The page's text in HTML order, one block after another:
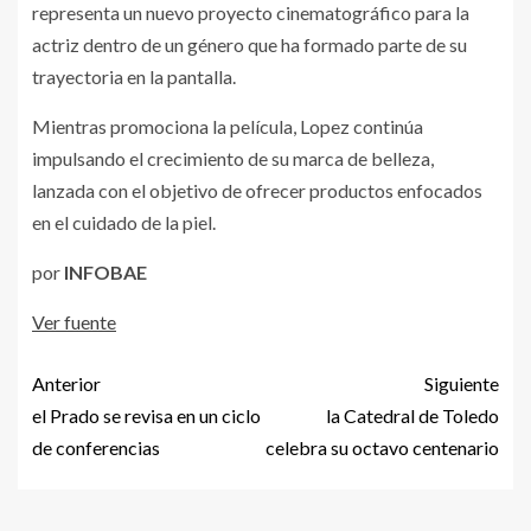
representa un nuevo proyecto cinematográfico para la
actriz dentro de un género que ha formado parte de su
trayectoria en la pantalla.
Mientras promociona la película, Lopez continúa
impulsando el crecimiento de su marca de belleza,
lanzada con el objetivo de ofrecer productos enfocados
en el cuidado de la piel.
por INFOBAE
Ver fuente
Anterior
el Prado se revisa en un ciclo
de conferencias
Siguiente
la Catedral de Toledo
celebra su octavo centenario